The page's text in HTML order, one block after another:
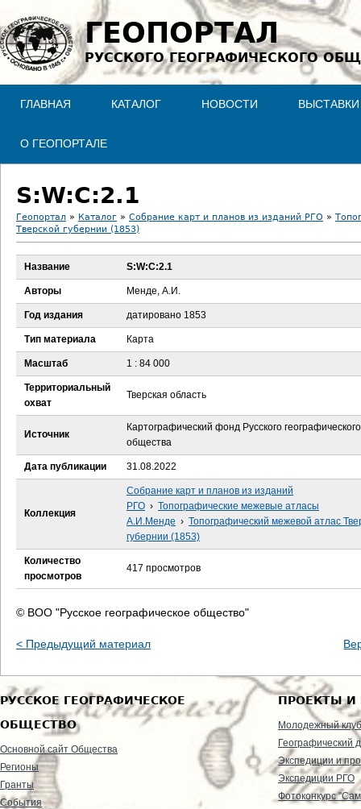
Jump to navigation
ГЕОПОРТАЛ
РУССКОГО ГЕОГРАФИЧЕСКОГО
ГЛАВНАЯ КАТАЛОГ НОВОСТИ ВЫСТАВКИ
О ГЕОПОРТАЛЕ
S:W:C:2.1
В
ы
з
д
е
с
ь
Геопортал » Каталог » Собрание карт и планов из изданий РГО »
Тверской губернии (1853)
Название S:W:C:2.1
Авторы Менде, А.И.
Год издания датировано 1853
Тип материала Карта
Масштаб 1 : 84 000
Территориальный
охват
Тверская область
Источник
Картографический фонд Русского географического
общества
Дата публикации 31.08.2022
Коллекция
Собрание карт и планов из изданий
РГО › Топографические межевые атласы
А.И.Менде › Топографический межевой атлас
губернии (1853)
Количество
просмотров
417 просмотров
© ВОО "Русское географическое общество"
< Предыдущий материал
РУССКОЕ ГЕОГРАФИЧЕСКОЕ
ОБЩЕСТВО
Основной сайт Общества
Регионы
Гранты
События
ПРОЕКТЫ И
Молодежный клуб
Географический
Экспедиции и
Экспедиции РГО
Фотоконкурс